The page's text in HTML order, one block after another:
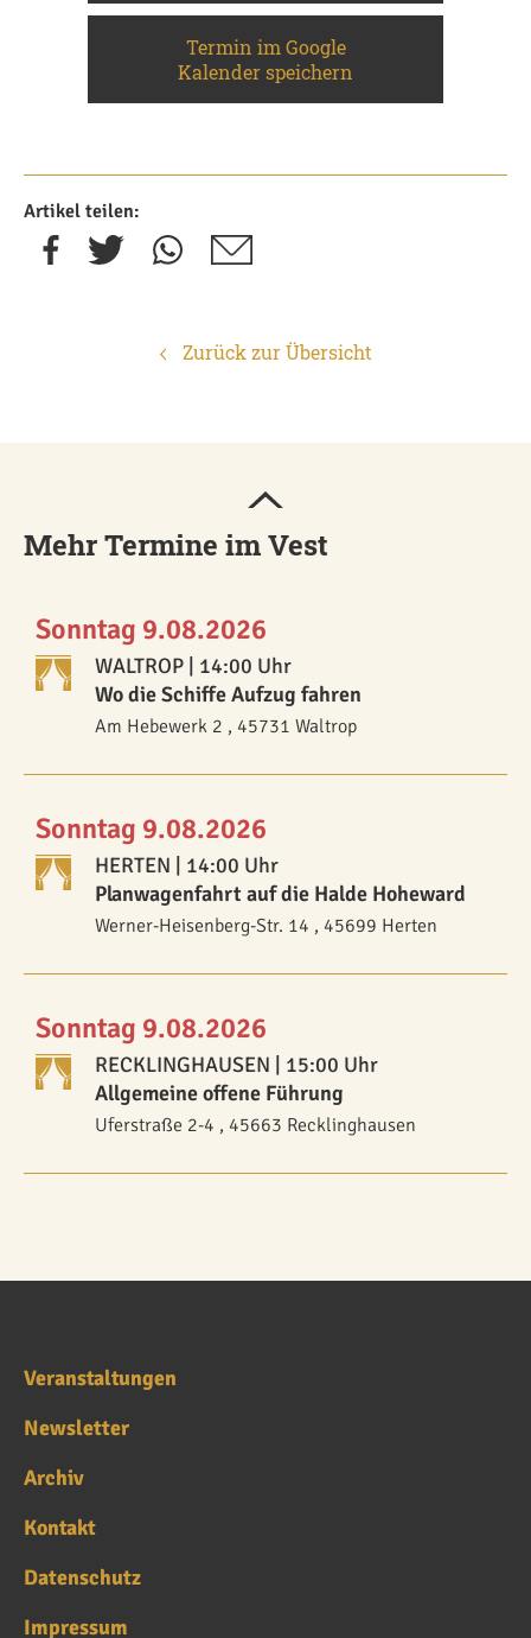
Termin im Google
Kalender speichern
Artikel teilen:
Zurück zur Übersicht
Mehr Termine im Vest
Sonntag 9.08.2026
WALTROP | 14:00 Uhr
Wo die Schiffe Aufzug fahren
Am Hebewerk 2 , 45731 Waltrop
Sonntag 9.08.2026
HERTEN | 14:00 Uhr
Planwagenfahrt auf die Halde Hoheward
Werner-Heisenberg-Str. 14 , 45699 Herten
Sonntag 9.08.2026
RECKLINGHAUSEN | 15:00 Uhr
Allgemeine offene Führung
Uferstraße 2-4 , 45663 Recklinghausen
Veranstaltungen
Newsletter
Archiv
Kontakt
Datenschutz
Impressum